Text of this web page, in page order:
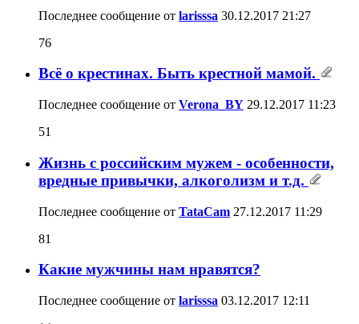
Последнее сообщение от larisssa 30.12.2017 21:27
76
Всё о крестинах. Быть крестной мамой.
Последнее сообщение от Verona_BY 29.12.2017 11:23
51
Жизнь с российским мужем - особенности,
вредные привычки, алкоголизм и т.д.
Последнее сообщение от TataCam 27.12.2017 11:29
81
Какие мужчины нам нравятся?
Последнее сообщение от larisssa 03.12.2017 12:11